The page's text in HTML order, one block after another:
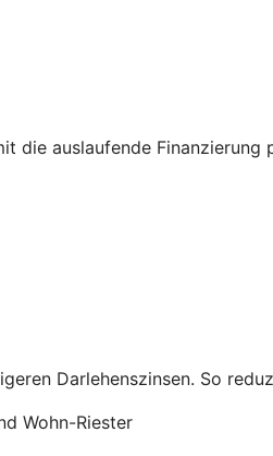
die auslaufende Finanzierung
Darlehenszinsen. So
Wohn-Riester